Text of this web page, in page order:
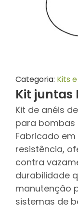
Categoria: Kits
Kit juntas
Kit de anéis
para bombas
Fabricado em
resistência,
contra
durabilidade
manutenção
sistemas de